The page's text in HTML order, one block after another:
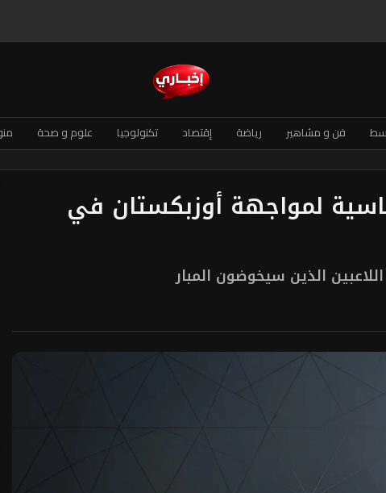
فن و مشاهير رياضة إقتصاد تكنولوجيا علوم و صحة
لمواجهة أوزبكستان في
الذين سيخوضون المبار